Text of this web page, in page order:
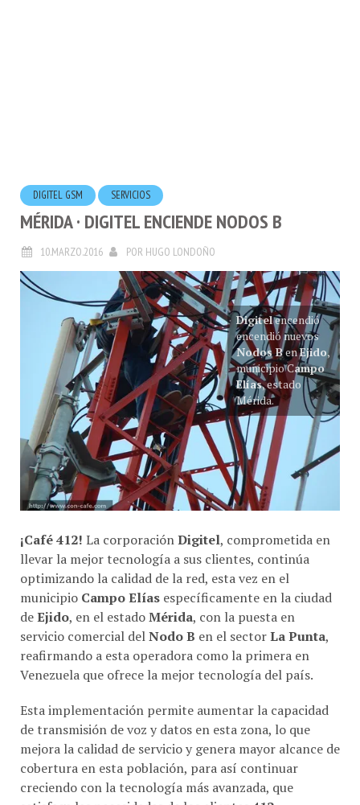
MÉRIDA · DIGITEL ENCIENDE NODOS B
10.MARZO.2016 PORHUGO LONDOÑO
Digitel encendió
encendió nuevos
Nodos BenEjido
,
municipio Campo
Elías, estado
Mérida.
llevar la mejor tecnología a sus clientes, continúa
optimizando la calidad de la red, esta vez en el
municipioCampo Elíasespecíficamente en la ciudad
deEjido, en el estadoMérida, con la puesta en
servicio comercial delNodo B en el sectorLa Punta
reafirmando a esta operadora como la primera en
Venezuela que ofrece la mejor tecnología del país.
de transmisión de voz y datos en esta zona, lo que
mejora la calidad de servicio y genera mayor alcance de
cobertura en esta población, para así continuar
creciendo con la tecnología más avanzada, que
satisfaga las necesidades de los clientes412.